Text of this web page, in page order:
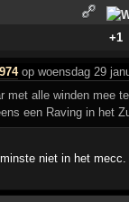
+1
op woensdag 29
met alle winden mee
een Raving in het
niet in het mecc.